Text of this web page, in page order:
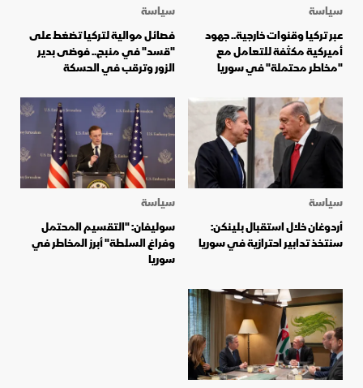
سياسة
عبر تركيا وقنوات خارجية.. جهود
أميركية مكثفة للتعامل مع
"مخاطر محتملة" في سوريا
سياسة
فصائل موالية لتركيا تضغط على
"قسد" في منبج.. فوضى بدير
الزور وترقب في الحسكة
سياسة
أردوغان خلال استقبال بلينكن:
سنتخذ تدابير احترازية في سوريا
سياسة
سوليفان: "التقسيم المحتمل
وفراغ السلطة" أبرز المخاطر في
سوريا